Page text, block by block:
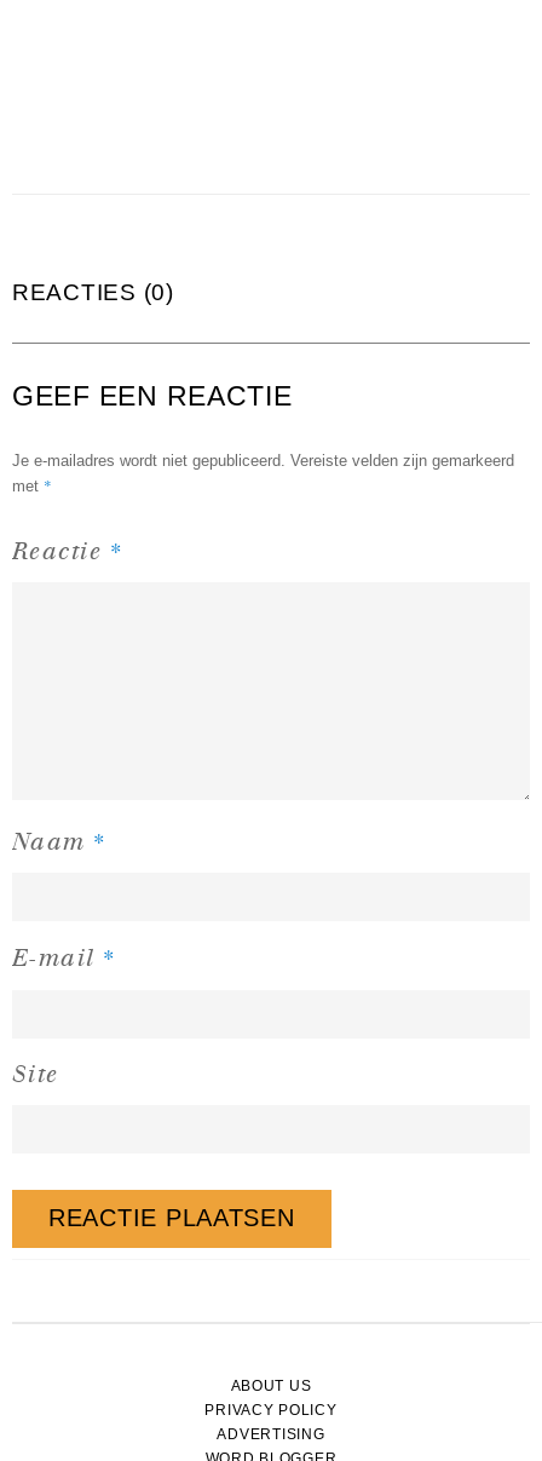
REACTIES (0)
GEEF EEN REACTIE
Je e-mailadres wordt niet gepubliceerd. Vereiste velden zijn gemarkeerd
met *
Reactie *
Naam *
E-mail *
Site
ABOUT US
PRIVACY POLICY
ADVERTISING